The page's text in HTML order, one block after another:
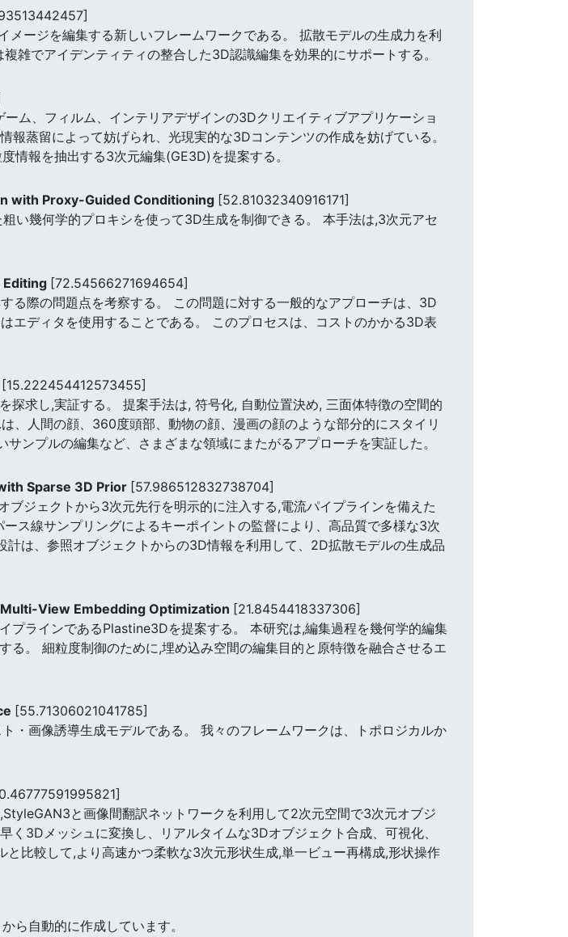
ージを編集する新しいフレームワークである。 拡散モデルの生成力を利
雑でアイデンティティの整合した3D認識編集を効果的にサポートする。
ム、フィルム、インテリアデザインの3Dクリエイティブアプリケーショ
蒸留によって妨げられ、光現実的な3Dコンテンツの作成を妨げている。
情報を抽出する3次元編集(GE3D)を提案する。
with Proxy-Guided Conditioning [52.81032340916171]
い幾何学的プロキシを使って3D生成を制御できる。 本手法は,3次元アセ
Editing [72.54566271694654]
る際の問題点を考察する。 この問題に対する一般的なアプローチは、3D
エディタを使用することである。 このプロセスは、コストのかかる3D表
[15.222454412573455]
探求し,実証する。 提案手法は, 符号化, 自動位置決め, 三面体特徴の空間的
、人間の顔、360度頭部、動物の顔、漫画の顔のような部分的にスタイリ
ンプルの編集など、さまざまな領域にまたがるアプローチを実証した。
Sparse 3D Prior [57.986512832738704]
ジェクトから3次元先行を明示的に注入する,電流パイプラインを備えた
ス線サンプリングによるキーポイントの監督により、高品質で多様な3次
は、参照オブジェクトからの3D情報を利用して、2D拡散モデルの生成品
View Embedding Optimization [21.8454418337306]
プラインであるPlastine3Dを提案する。 本研究は,編集過程を幾何学的編集
る。 細粒度制御のために,埋め込み空間の編集目的と原特徴を融合させるエ
[55.71306021041785]
・画像誘導生成モデルである。 我々のフレームワークは、トポロジカルか
と画像間翻訳ネットワークを利用して2次元空間で3次元オブジ
3Dメッシュに変換し、リアルタイムな3Dオブジェクト合成、可視化、
比較して,より高速かつ柔軟な3次元形状生成,単一ビュー再構成,形状操作
ら自動的に作成しています。